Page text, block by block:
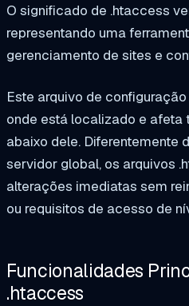
O significado de .htaccess
representando uma
gerenciamento de sites e
Este arquivo de
onde está localizado e afeta
abaixo dele. Diferentemente
servidor global, os arquivos
alterações imediatas sem
ou requisitos de acesso de
Funcionalidades
.htaccess